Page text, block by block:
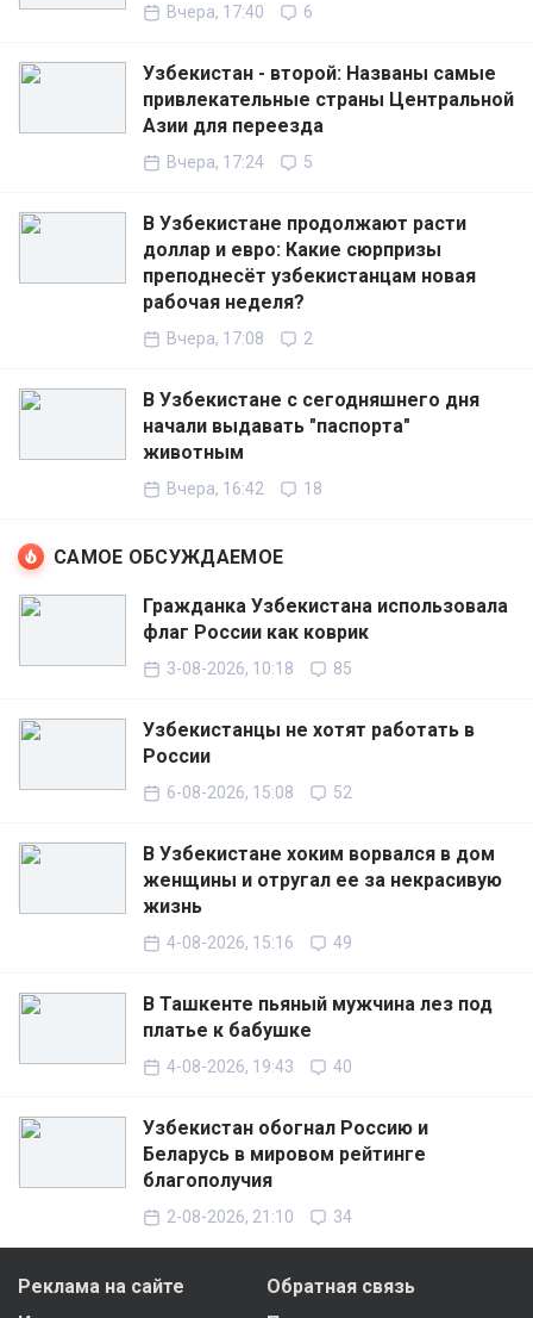
Вчера, 17:40 6
Узбекистан - второй: Названы самые
привлекательные страны Центральной
Азии для переезда
Вчера, 17:24 5
В Узбекистане продолжают расти
доллар и евро: Какие сюрпризы
преподнесёт узбекистанцам новая
рабочая неделя?
Вчера, 17:08 2
В Узбекистане с сегодняшнего дня
начали выдавать "паспорта"
животным
Вчера, 16:42 18
САМОЕ ОБСУЖДАЕМОЕ
Гражданка Узбекистана использовала
флаг России как коврик
3-08-2026, 10:18 85
Узбекистанцы не хотят работать в
России
6-08-2026, 15:08 52
В Узбекистане хоким ворвался в дом
женщины и отругал ее за некрасивую
жизнь
4-08-2026, 15:16 49
В Ташкенте пьяный мужчина лез под
платье к бабушке
4-08-2026, 19:43 40
Узбекистан обогнал Россию и
Беларусь в мировом рейтинге
благополучия
2-08-2026, 21:10 34
Реклама на сайте
Обратная связь